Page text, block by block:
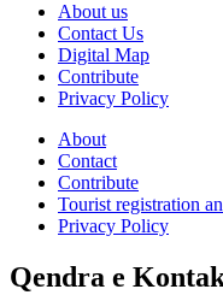
About us
Contact Us
Digital Map
Contribute
Privacy Policy
About
Contact
Contribute
Tourist registration
Privacy Policy
Qendra e